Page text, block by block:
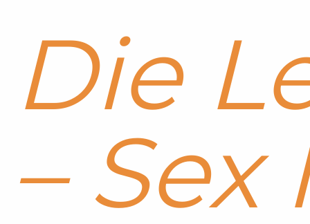
Die
– Sex